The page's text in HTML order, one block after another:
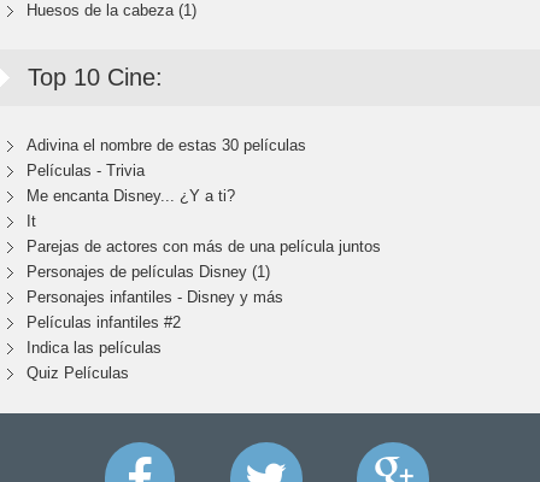
Huesos de la cabeza (1)
Top 10 Cine:
Adivina el nombre de estas 30 películas
Películas - Trivia
Me encanta Disney... ¿Y a ti?
It
Parejas de actores con más de una película juntos
Personajes de películas Disney (1)
Personajes infantiles - Disney y más
Películas infantiles #2
Indica las películas
Quiz Películas